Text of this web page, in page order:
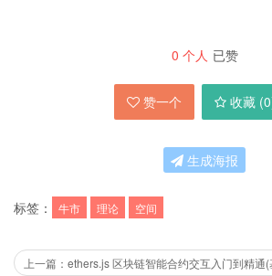
0 个人 已赞
赞一个 收藏 (0
生成海报
标签： 牛市 理论 空间